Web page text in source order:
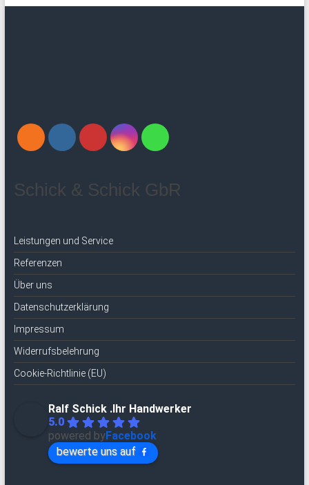
Schick & Schick GbR
Leistungen und Service
Referenzen
Über uns
Datenschutzerklärung
Impressum
Widerrufsbelehrung
Cookie-Richtlinie (EU)
Ralf Schick .Ihr Handwerker
5.0
powered byFacebook
bewerte uns auf